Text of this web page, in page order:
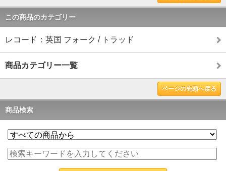
この商品のカテゴリー
レコード：英国 フォーク / トラッド
商品カテゴリー一覧
ページの先頭へ戻る
商品検索